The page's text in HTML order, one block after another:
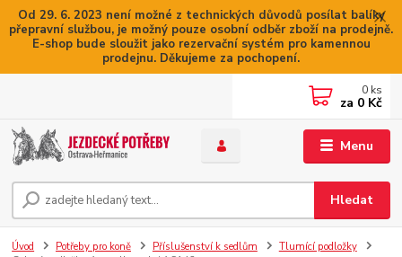
Od 29. 6. 2023 není možné z technických důvodů posílat balíky
přepravní službou, je možný pouze osobní odběr zboží na prodejně.
E-shop bude sloužit jako rezervační systém pro kamennou
prodejnu. Děkujeme za pochopení.
Menu
Hledat
0 ks
za 0 Kč
Úvod Potřeby pro koně Příslušenství k sedlům
Tlumící podložky